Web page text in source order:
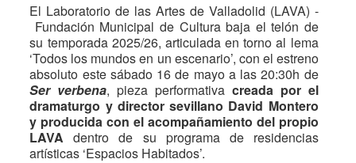
El Laboratorio de las Artes de Valladolid (LAVA) -
Fundación Municipal de Cultura baja el telón de
su temporada 2025/26, articulada en torno al lema
‘Todos los mundos en un escenario’, con el estreno
absoluto este sábado 16 de mayo a las 20:30h de
Ser verbena, pieza performativa creada por el
dramaturgo y director sevillano David Montero
y producida con el acompañamiento del propio
LAVA dentro de su programa de residencias
artísticas ‘Espacios Habitados’.